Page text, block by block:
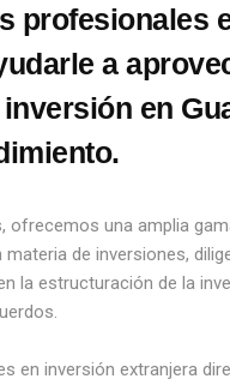
profesionales
a
en
ofrecemos una amplia
de inversiones,
la estructuración de la
en inversión extranjera